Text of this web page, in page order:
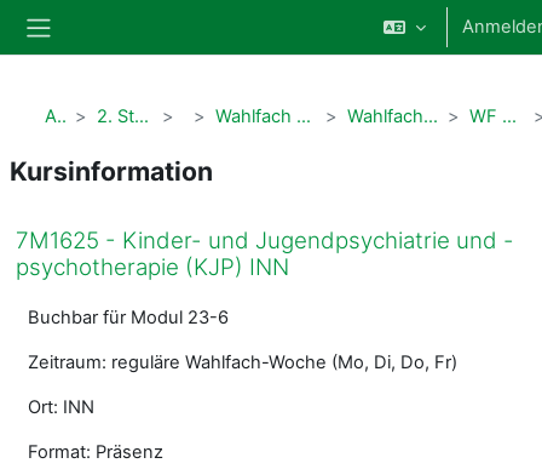
Website-Übersicht
Alle Kurse 2. Studienabschnitt Humanmedizin Modul 5 Wahlfach 2. Studienabschnitt (7M1625 + ehemalige PWS) Wahlfachangebote der Kinder- und Frauenheilkunde WF Kinder- und Jugendpsychiatrie
Kursinformation
7M1625 - Kinder- und Jugendpsychiatrie und -
psychotherapie (KJP) INN
Buchbar für Modul 23-6
Zeitraum: reguläre Wahlfach-Woche (Mo, Di, Do, Fr)
Ort: INN
Format: Präsenz